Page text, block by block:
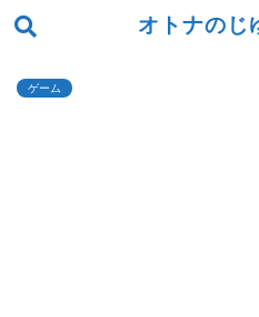
オトナのじ
ゲーム